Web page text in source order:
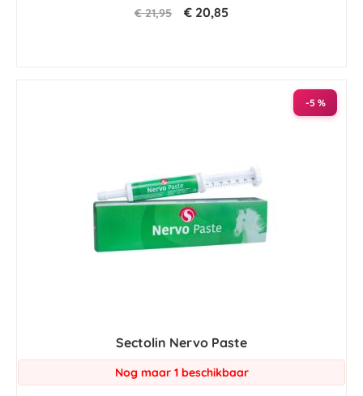
€ 21,95 € 20,85
-5 %
Sectolin Nervo Paste
Nog maar 1 beschikbaar